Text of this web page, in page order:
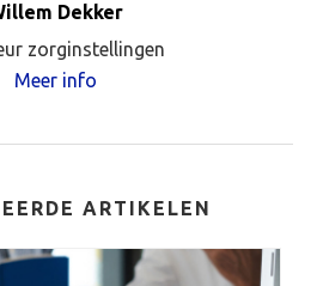
Dekker
zorginstellingen
Meer info
ARTIKELEN